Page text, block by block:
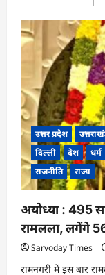
more
19
मार्च
का
इन
राशि
वालों
के
लिए
दिन
रहेगा
सुख
भरा
उत्तर प्रदेश
दिल्ली
देश धर्म
राजनीति
राज्य
अयोध्या : 495
रामलला, लगेंगे
Sarvoday Times
रामनगरी में इस बार